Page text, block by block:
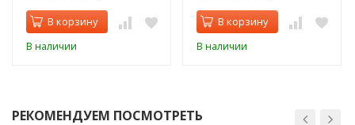
В корзину
В наличии
В корзину
В наличии
РЕКОМЕНДУЕМ ПОСМОТРЕТЬ